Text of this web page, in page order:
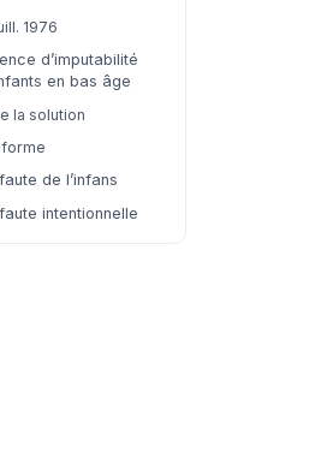
1976
d’imputabilité
en bas âge
la solution
de l’infans
intentionnelle